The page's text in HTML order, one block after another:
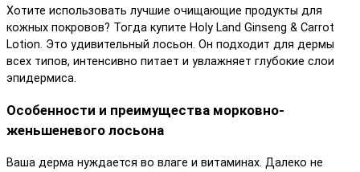
Хотите использовать лучшие очищающие продукты для
кожных покровов? Тогда купите Holy Land Ginseng & Carrot
Lotion. Это удивительный лосьон. Он подходит для дермы
всех типов, интенсивно питает и увлажняет глубокие слои
эпидермиса.
Особенности и преимущества морковно-
женьшеневого лосьона
Ваша дерма нуждается во влаге и витаминах. Далеко не